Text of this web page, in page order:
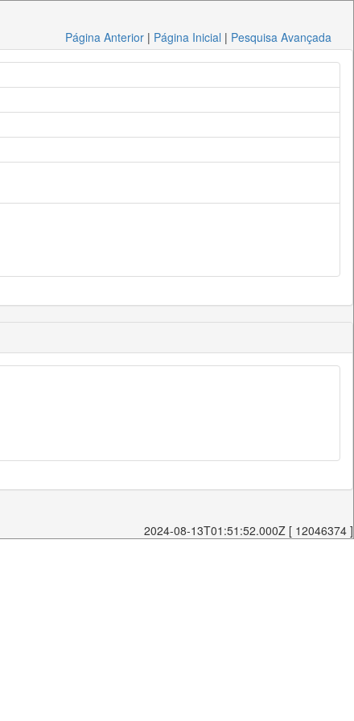
Página Anterior | Página Inicial | Pesquisa Avançada
2024-08-13T01:51:52.000Z [ 12046374 ]